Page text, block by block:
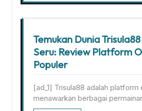
Temukan Dunia
Seru: Review Platform
Populer
[ad_1] Trisula88 adalah platform
menawarkan berbagai